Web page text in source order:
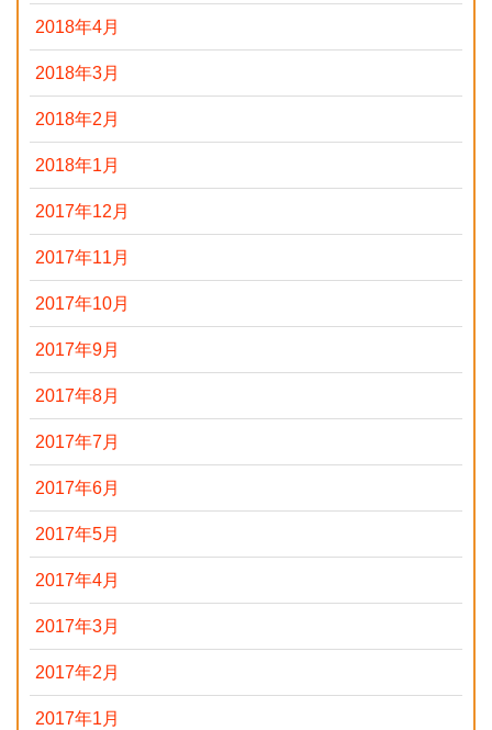
2018年4月
2018年3月
2018年2月
2018年1月
2017年12月
2017年11月
2017年10月
2017年9月
2017年8月
2017年7月
2017年6月
2017年5月
2017年4月
2017年3月
2017年2月
2017年1月